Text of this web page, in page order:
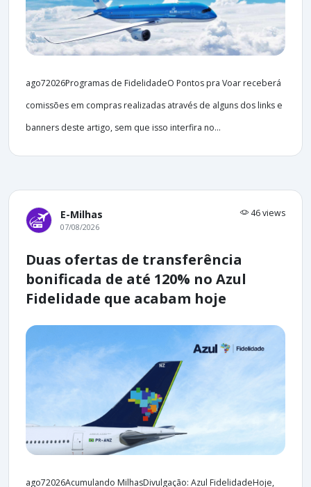
ago72026Programas de FidelidadeO Pontos pra Voar receberá
comissões em compras realizadas através de alguns dos links e
banners deste artigo, sem que isso interfira no...
E-Milhas 46 views
07/08/2026
Duas ofertas de transferência
bonificada de até 120% no Azul
Fidelidade que acabam hoje
ago72026Acumulando MilhasDivulgação: Azul FidelidadeHoje,